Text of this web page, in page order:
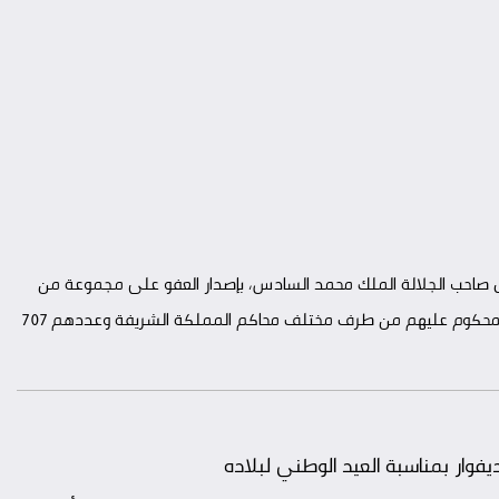
صاحب الجلالة الملك محمد السادس، بإصدار العفو على مجموعة من
الأشخاص، منهم المعتقلين ومنهم الموجودين في حالة سراح، المحكوم عليهم من طرف مختلف محاكم المملكة الشريفة وعددهم 707
بمناسبة العيد الوطني لبلاده